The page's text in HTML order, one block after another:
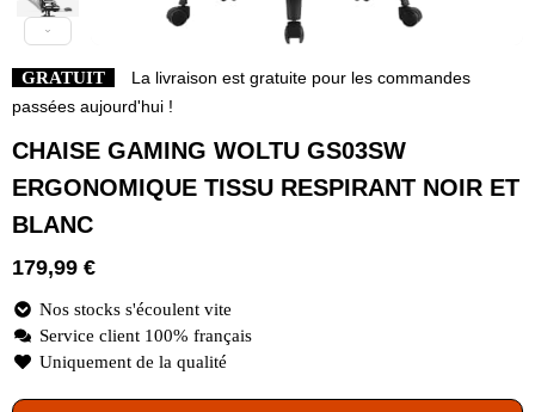
GRATUIT
La livraison est gratuite pour les commandes
passées aujourd'hui !
CHAISE GAMING WOLTU GS03SW
ERGONOMIQUE TISSU RESPIRANT NOIR ET
BLANC
179,99 €
Nos stocks s'écoulent vite
Service client 100% français
Uniquement de la qualité